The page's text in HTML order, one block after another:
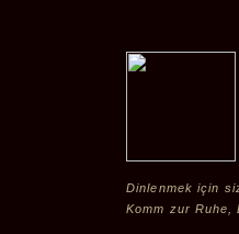
Dinlenmek için
Komm zur Ruhe,